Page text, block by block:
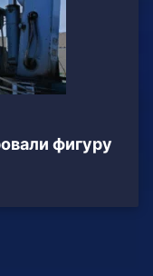
фигуру